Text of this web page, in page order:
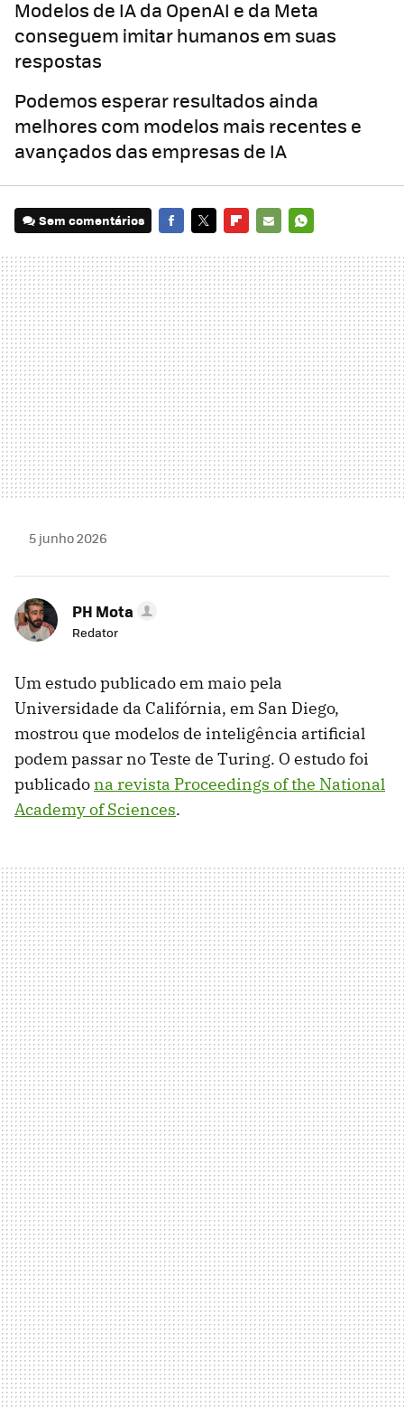
Modelos de IA da OpenAI e da Meta
conseguem imitar humanos em suas
respostas
Podemos esperar resultados ainda
melhores com modelos mais recentes e
avançados das empresas de IA
Sem comentários
MAIL
5 junho 2026
PH Mota
Redator
Um estudo publicado em maio pela
Universidade da Califórnia, em San Diego,
mostrou que modelos de inteligência artificial
podem passar no Teste de Turing. O estudo foi
publicadona revista Proceedings of the National
Academy of Sciences.